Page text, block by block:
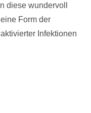
diese wundervoll
Form der
Infektionen